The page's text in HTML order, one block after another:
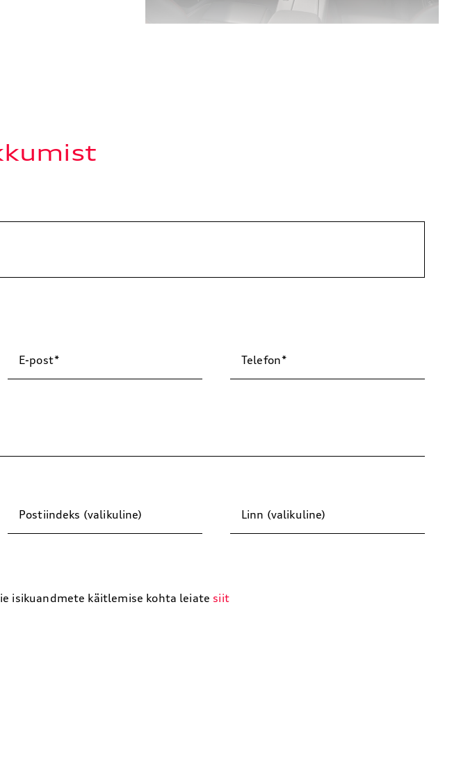
E-post Telefon
Postiindeks (valikuline) Linn (valikuline)
isikuandmete käitlemise kohta leiate siit